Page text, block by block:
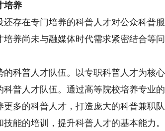
养
在专门培养的科普人才对公众科普
养尚未与融媒体时代需求紧密结合等
普人才队伍。以专职科普人才为核
普人才队伍。通过高等院校培养专业
多的科普人才，打造庞大的科普兼职
能的培训，提升科普人才的基本能力。